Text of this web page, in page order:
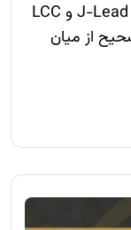
انواع پکیج IC چیست؟ بررسی تخصصی J-Lead و LCC
از میان